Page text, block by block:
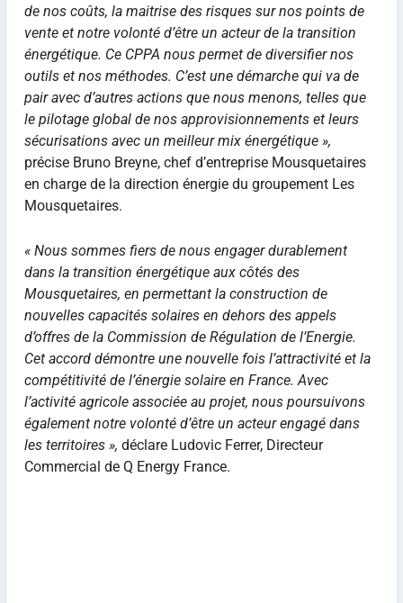
de nos coûts, la maitrise des risques sur nos points de
vente et notre volonté d’être un acteur de la transition
énergétique. Ce CPPA nous permet de diversifier nos
outils et nos méthodes. C’est une démarche qui va de
pair avec d’autres actions que nous menons, telles que
le pilotage global de nos approvisionnements et leurs
sécurisations avec un meilleur mix énergétique »,
précise Bruno Breyne, chef d’entreprise Mousquetaires
en charge de la direction énergie du groupement Les
Mousquetaires.
« Nous sommes fiers de nous engager durablement
dans la transition énergétique aux côtés des
Mousquetaires, en permettant la construction de
nouvelles capacités solaires en dehors des appels
d’offres de la Commission de Régulation de l’Energie.
Cet accord démontre une nouvelle fois l’attractivité et la
compétitivité de l’énergie solaire en France. Avec
l’activité agricole associée au projet, nous poursuivons
également notre volonté d’être un acteur engagé dans
les territoires », déclare Ludovic Ferrer, Directeur
Commercial de Q Energy France.